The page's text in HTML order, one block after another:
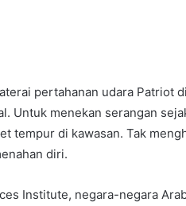
pertahanan udara Patriot
Untuk menekan serangan
tempur di kawasan. Tak
diri.
Institute, negara-negara